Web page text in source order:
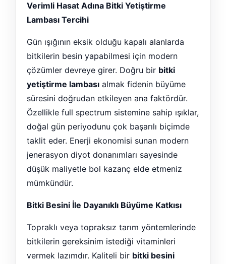
Verimli Hasat Adına Bitki Yetiştirme
Lambası Tercihi
Gün ışığının eksik olduğu kapalı alanlarda
bitkilerin besin yapabilmesi için modern
çözümler devreye girer. Doğru bir bitki
yetiştirme lambası almak fidenin büyüme
süresini doğrudan etkileyen ana faktördür.
Özellikle full spectrum sistemine sahip ışıklar,
doğal gün periyodunu çok başarılı biçimde
taklit eder. Enerji ekonomisi sunan modern
jenerasyon diyot donanımları sayesinde
düşük maliyetle bol kazanç elde etmeniz
mümkündür.
Bitki Besini İle Dayanıklı Büyüme Katkısı
Topraklı veya topraksız tarım yöntemlerinde
bitkilerin gereksinim istediği vitaminleri
vermek lazımdır. Kaliteli bir bitki besini